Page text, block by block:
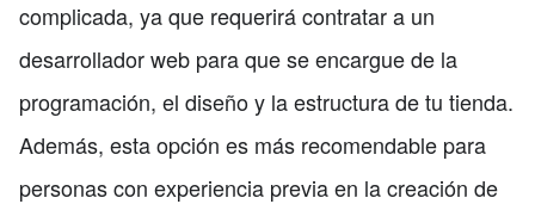
complicada, ya que requerirá contratar a un
desarrollador web para que se encargue de la
programación, el diseño y la estructura de tu tienda.
Además, esta opción es más recomendable para
personas con experiencia previa en la creación de